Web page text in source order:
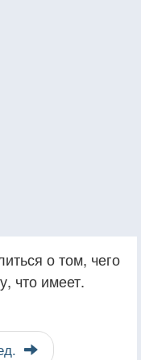
о том, чего
что имеет.